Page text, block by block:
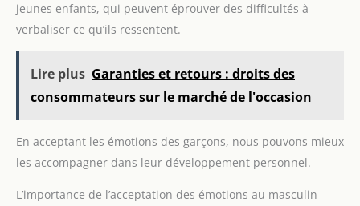
jeunes enfants, qui peuvent éprouver des difficultés à
verbaliser ce qu’ils ressentent.
Lire plus Garanties et retours : droits des
consommateurs sur le marché de l'occasion
En acceptant les émotions des garçons, nous pouvons mieux
les accompagner dans leur développement personnel.
L’importance de l’acceptation des émotions au masculin